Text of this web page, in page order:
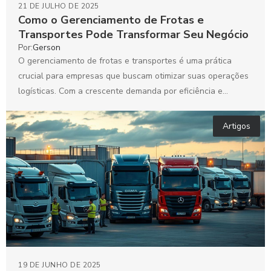
Como o Gerenciamento de Frotas e
Transportes Pode Transformar Seu Negócio
21 DE JULHO DE 2025
Por:Gerson
O gerenciamento de frotas e transportes é uma prática
crucial para empresas que buscam otimizar suas operações
logísticas. Com a crescente demanda por eficiência e...
Artigos
19 DE JUNHO DE 2025